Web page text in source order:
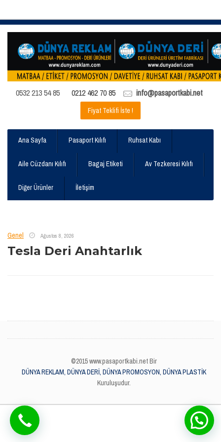
0532 213 54 85 0212 462 70 85 info@pasaportkabi.net
Fiyat Teklifi İste !
Ana Sayfa Pasaport Kılıfı Ruhsat Kabı
Aile Cüzdanı Kılıfı Bagaj Etiketi Av Tezkeresi Kılıfı
Diğer Ürünler İletişim
Genel Ağustos 8, 2026
Tesla Deri Anahtarlık
©2015 www.pasaportkabi.net Bir
DÜNYA REKLAM, DÜNYA DERİ, DÜNYA PROMOSYON, DÜNYA PLASTİK
Kuruluşudur.